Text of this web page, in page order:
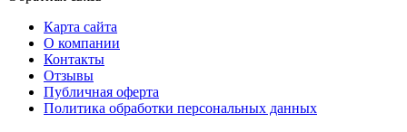
Карта сайта
О компании
Контакты
Отзывы
Публичная оферта
Политика обработки персональных данных